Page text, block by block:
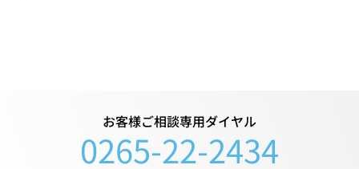
お客様ご相談専用ダイヤル
0265-22-2434